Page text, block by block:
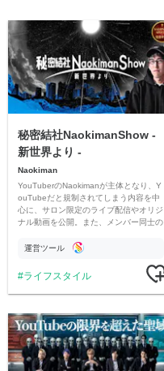
秘密結社NaokimanShow -
新世界より -
Naokiman
YouTuberのNaokimanが主体となり、Y
ouTubeだと規制されてしまう内容を中
心に、サロン限定のライブ配信やオリジ
ナル動画を公開。また、メンバー同士の
ただいています。
運営ツール
ライフスタイル